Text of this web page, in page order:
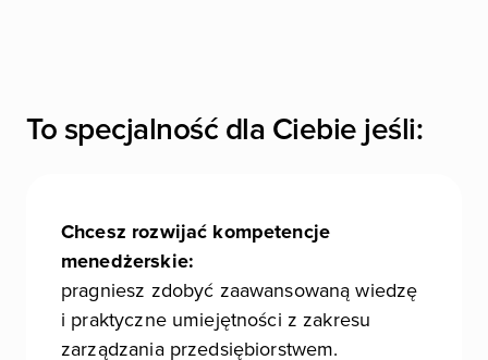
To specjalność dla Ciebie jeśli:
Chcesz rozwijać kompetencje
menedżerskie:
pragniesz zdobyć zaawansowaną wiedzę
i praktyczne umiejętności z zakresu
zarządzania przedsiębiorstwem.